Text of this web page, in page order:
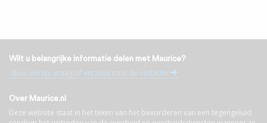
Wilt u belangrijke informatie delen met Maurice?
Stuur uw tip, vraag of verzoek naar de redactie
Over Maurice.nl
Deze website staat in het teken van het bevorderen van een tegengeluid